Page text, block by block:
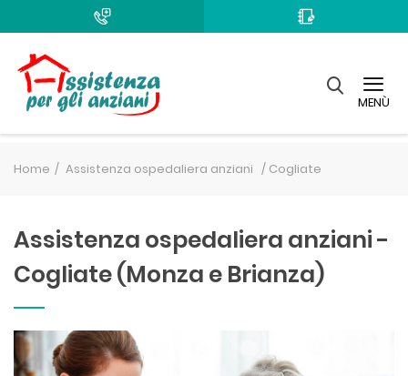
MENÙ
Home Assistenza ospedaliera anziani / Cogliate
Assistenza ospedaliera anziani -
Cogliate (Monza e Brianza)